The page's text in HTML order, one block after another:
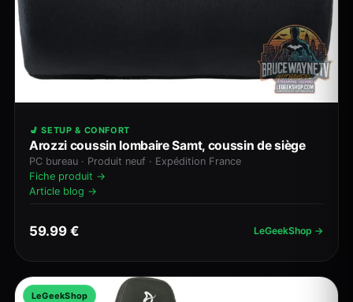
💺 SETUP & CONFORT
Arozzi coussin lombaire Samt, coussin de siège
PC bureau · Produit neuf · Expédition France
Fiche produit →
Article blog →
59.99 € LeGeekShop →
LeGeekShop